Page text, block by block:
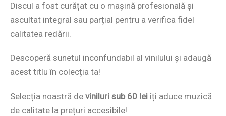
Discul a fost curățat cu o mașină profesională și
ascultat integral sau parțial pentru a verifica fidel
calitatea redării.
Descoperă sunetul inconfundabil al vinilului și adaugă
acest titlu în colecția ta!
Selecția noastră de viniluri sub 60 leiîți aduce muzică
de calitate la prețuri accesibile!